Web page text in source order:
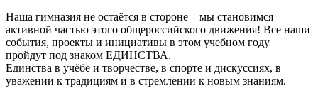
Наша гимназия не остаётся в стороне – мы становимся
активной частью этого общероссийского движения! Все наши
события, проекты и инициативы в этом учебном году
пройдут под знаком ЕДИНСТВА.
Единства в учёбе и творчестве, в спорте и дискуссиях, в
уважении к традициям и в стремлении к новым знаниям.